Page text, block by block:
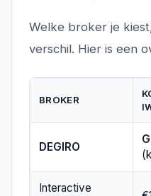
Welke broker je
verschil. Hier is een
BROKER
DEGIRO
Interactive